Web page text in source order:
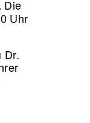
Die
Uhr
Dr.